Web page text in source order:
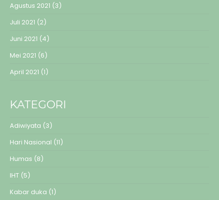
Agustus 2021 (3)
Juli 2021 (2)
Juni 2021 (4)
Mei 2021 (6)
April 2021 (1)
KATEGORI
Adiwiyata (3)
Hari Nasional (11)
Humas (8)
IHT (5)
Kabar duka (1)